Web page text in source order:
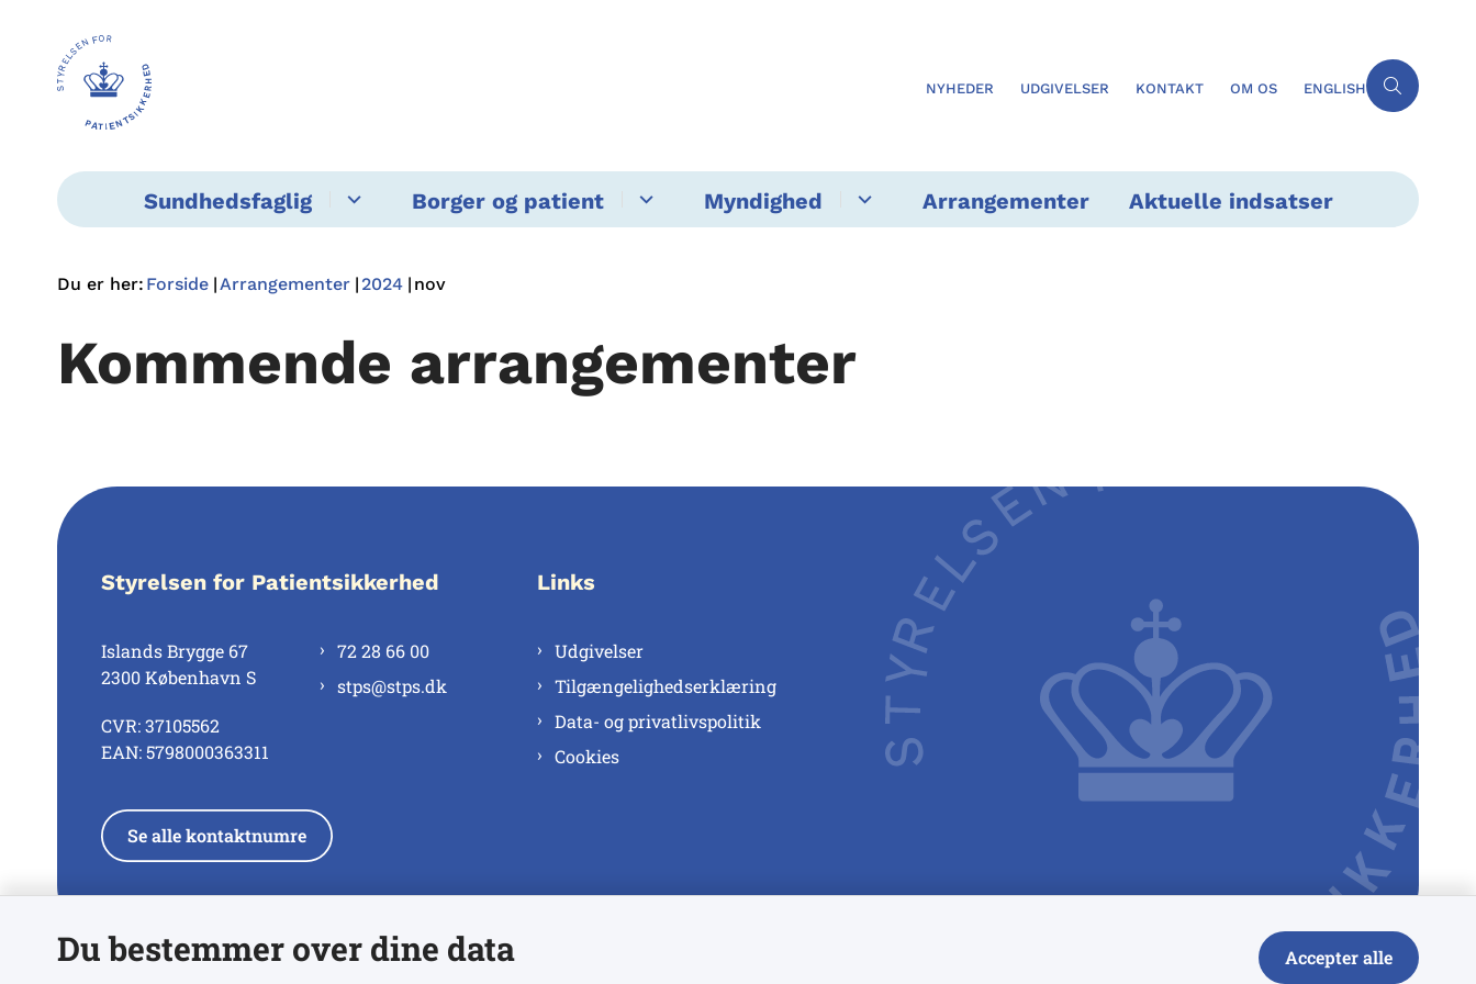
NYHEDER UDGIVELSER KONTAKT OM OS ENGLISH
Sundhedsfaglig Borger og patient Myndighed Arrangementer Aktuelle indsatser
Du er her: Forside Arrangementer 2024 nov
Kommende arrangementer
Styrelsen for Patientsikkerhed
Islands Brygge 67
2300 København S
CVR: 37105562
EAN: 5798000363311
72 28 66 00
stps@stps.dk
Se alle kontaktnumre
Links
Udgivelser
Tilgængelighedserklæring
Data- og privatlivspolitik
Cookies
Du bestemmer over dine data Accepter alle